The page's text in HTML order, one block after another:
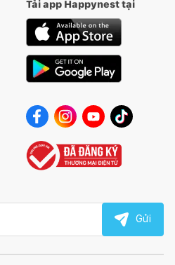
Tải app Happynest tại
Gửi